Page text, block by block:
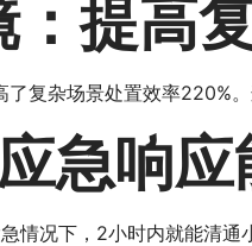
提高
复杂场景处置效率220%
急响应
情况下，2小时内就能清通